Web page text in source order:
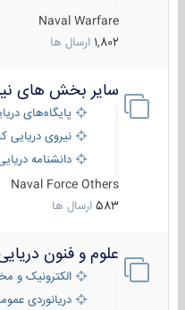
Naval Warfare
1,802 ارسال ها
سایر بخش های
پایگاه‌های دریایی
نیروی دریایی
دانشنامه دریایی
Naval Force Others
583 ارسال ها
علوم و فنون دریایی
الکترونیک و
دریانوردی عمومی